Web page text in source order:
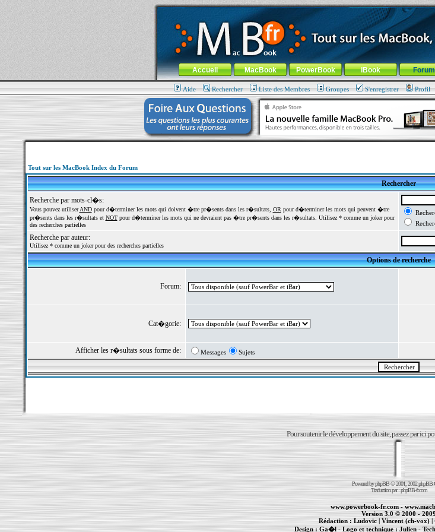
MacBook-fr.com : 100% Apple... 100% nomade !
Aller au contenu-Aller au menu général-Aller au menu de la rubrique
Menu général
Accueil MacBook PowerBook iBook
Aide Rechercher Liste des Membres Groupes S'enregistrer Profil
Tout sur les MacBook Index du Forum
Rechercher
Recherche par mots-cl�s:
Vous pouvez utiliserANDpour d�terminer les mots qui doivent �tre pr�sents dans les r�sultats, OR pour d�terminer les mots qui peuvent �tre
pr�sents dans les r�sultats et NOTpour d�terminer les mots qui ne devraient pas �tre pr�sents dans les r�sultats. Utilisez * comme un joker pour
des recherches partielles
Recherche par auteur:
Utilisez * comme un joker pour des recherches partielles
Options de recherche
Forum:
Cat�gorie:
Afficher les r�sultats sous forme de: Messages Sujets
Pour soutenir le développement du site, passez par ici
Powered byphpBB© 2001, 2002 phpBB
Traduction par :phpBB-fr.com
www.powerbook-fr.com-
Version 3.0 © 2000 -
Rédaction :Ludovic| Vincent (ch-vox)|
Design : Ga�l - Logo et technique : Julien -